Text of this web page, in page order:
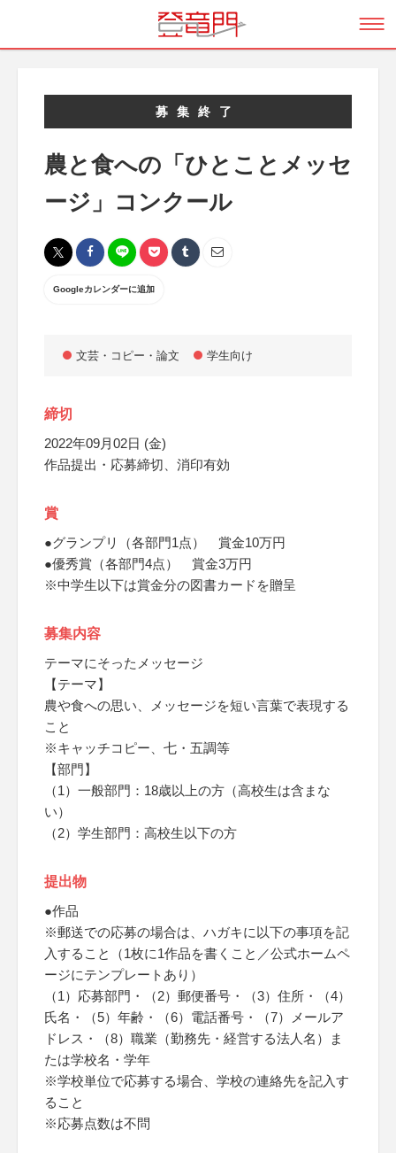
募集終了
農と食への「ひとことメッセ
ージ」コンクール
Googleカレンダーに追加
文芸・コピー・論文 学生向け
締切
2022年09月02日 (金)
作品提出・応募締切、消印有効
賞
●グランプリ（各部門1点） 賞金10万円
●優秀賞（各部門4点） 賞金3万円
※中学生以下は賞金分の図書カードを贈呈
募集内容
テーマにそったメッセージ
【テーマ】
農や食への思い、メッセージを短い言葉で表現する
こと
※キャッチコピー、七・五調等
【部門】
（1）一般部門：18歳以上の方（高校生は含まな
い）
（2）学生部門：高校生以下の方
提出物
●作品
※郵送での応募の場合は、ハガキに以下の事項を記
入すること（1枚に1作品を書くこと／公式ホームペ
ージにテンプレートあり）
（1）応募部門・（2）郵便番号・（3）住所・（4）
氏名・（5）年齢・（6）電話番号・（7）メールア
ドレス・（8）職業（勤務先・経営する法人名）ま
たは学校名・学年
※学校単位で応募する場合、学校の連絡先を記入す
ること
※応募点数は不問